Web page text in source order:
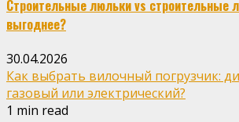
Строительные люльки vs строительные
выгоднее?
30.04.2026
Как выбрать вилочный погрузчик:
газовый или электрический?
1 min read